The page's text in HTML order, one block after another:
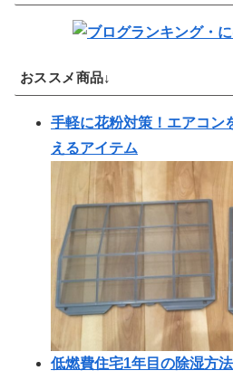
おススメ商品↓
手軽に花粉対策！エアコン
えるアイテム
低燃費住宅1年目の除湿方